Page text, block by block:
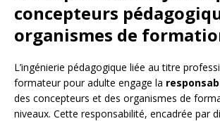
concepteurs
organismes de
L’ingénierie pédagogique liée au titre
formateur pour adulte engage la
des concepteurs et des organismes de
niveaux. Cette responsabilité, encadrée par